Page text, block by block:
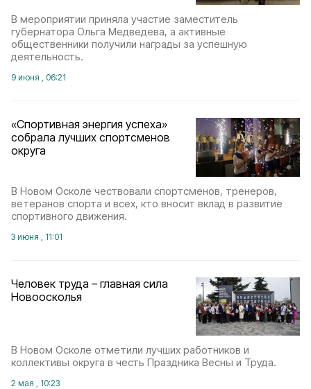
В мероприятии приняла участие заместитель
губернатора Ольга Медведева, а активные
общественники получили награды за успешную
деятельность.
9 июня , 06:21
«Спортивная энергия успеха»
собрала лучших спортсменов
округа
В Новом Осколе чествовали спортсменов, тренеров,
ветеранов спорта и всех, кто вносит вклад в развитие
спортивного движения.
3 июня , 11:01
Человек труда – главная сила
Новоосколья
В Новом Осколе отметили лучших работников и
коллективы округа в честь Праздника Весны и Труда.
2 мая , 10:23